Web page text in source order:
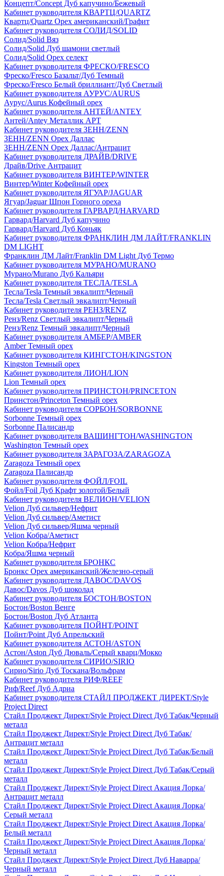
Концепт/Concept Дуб капучино/Бежевый
Кабинет руководителя КВАРТЦ/QUARTZ
Квартц/Quartz Орех американский/Графит
Кабинет руководителя СОЛИД/SOLID
Солид/Solid Вяз
Солид/Solid Дуб шамони светлый
Солид/Solid Орех селект
Кабинет руководителя ФРЕСКО/FRESCO
Фреско/Fresco Базальт/Дуб Темный
Фреско/Fresco Белый бриллиант/Дуб Светлый
Кабинет руководителя АУРУС/AURUS
Аурус/Aurus Кофейный орех
Кабинет руководителя АНТЕЙ/ANTEY
Антей/Antey Металлик АРТ
Кабинет руководителя ЗЕНН/ZENN
ЗЕНН/ZENN Орех Даллас
ЗЕНН/ZENN Орех Даллас/Антрацит
Кабинет руководителя ДРАЙВ/DRIVE
Драйв/Drive Антрацит
Кабинет руководителя ВИНТЕР/WINTER
Винтер/Winter Кофейный орех
Кабинет руководителя ЯГУАР/JAGUAR
Ягуар/Jaguar Шпон Горного ореха
Кабинет руководителя ГАРВАРД/HARVARD
Гарвард/Harvard Дуб капучино
Гарвард/Harvard Дуб Коньяк
Кабинет руководителя ФРАНКЛИН ДМ ЛАЙТ/FRANKLIN
DM LIGHT
Франклин ДМ Лайт/Franklin DM Light Дуб Термо
Кабинет руководителя МУРАНО/MURANO
Мурано/Murano Дуб Кальяри
Кабинет руководителя ТЕСЛА/TESLA
Тесла/Tesla Темный эвкалипт/Черный
Тесла/Tesla Светлый эвкалипт/Черный
Кабинет руководителя РЕНЗ/RENZ
Ренз/Renz Светлый эвкалипт/Черный
Ренз/Renz Темный эвкалипт/Черный
Кабинет руководителя АМБЕР/AMBER
Amber Темный орех
Кабинет руководителя КИНГСТОН/KINGSTON
Kingston Темный орех
Кабинет руководителя ЛИОН/LION
Lion Темный орех
Кабинет руководителя ПРИНСТОН/PRINCETON
Принстон/Princeton Темный орех
Кабинет руководителя СОРБОН/SORBONNE
Sorbonne Темный орех
Sorbonne Палисандр
Кабинет руководителя ВАШИНГТОН/WASHINGTON
Washington Темный орех
Кабинет руководителя ЗАРАГОЗА/ZARAGOZA
Zaragoza Темный орех
Zaragoza Палисандр
Кабинет руководителя ФОЙЛ/FOIL
Фойл/Foil Дуб Крафт золотой/Белый
Кабинет руководителя ВЕЛИОН/VELION
Velion Дуб сильвер/Нефрит
Velion Дуб сильвер/Аметист
Velion Дуб сильвер/Яшма черный
Velion Кобра/Аметист
Velion Кобра/Нефрит
Кобра/Яшма черный
Кабинет руководителя БРОНКС
Бронкс Орех американский/Железно-серый
Кабинет руководителя ДАВОС/DAVOS
Давос/Davos Дуб шоколад
Кабинет руководителя БОСТОН/BOSTON
Бостон/Boston Венге
Бостон/Boston Дуб Атланта
Кабинет руководителя ПОЙНТ/POINT
Пойнт/Point Дуб Апрельский
Кабинет руководителя АСТОН/ASTON
Астон/Aston Дуб Дюваль/Серый кварц/Мокко
Кабинет руководителя СИРИО/SIRIO
Сирио/Sirio Дуб Тоскана/Вольфрам
Кабинет руководителя РИФ/REEF
Риф/Reef Дуб Адриа
Кабинет руководителя СТАЙЛ ПРОДЖЕКТ ДИРЕКТ/Style
Project Direct
Стайл Проджект Директ/Style Project Direct Дуб Табак/Черный
металл
Стайл Проджект Директ/Style Project Direct Дуб Табак/
Антрацит металл
Стайл Проджект Директ/Style Project Direct Дуб Табак/Белый
металл
Стайл Проджект Директ/Style Project Direct Дуб Табак/Серый
металл
Стайл Проджект Директ/Style Project Direct Акация Лорка/
Антрацит металл
Стайл Проджект Директ/Style Project Direct Акация Лорка/
Серый металл
Стайл Проджект Директ/Style Project Direct Акация Лорка/
Белый металл
Стайл Проджект Директ/Style Project Direct Акация Лорка/
Черный металл
Стайл Проджект Директ/Style Project Direct Дуб Наварра/
Черный металл